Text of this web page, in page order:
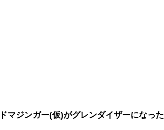
マジンガー(仮)がグレンダイザーになった